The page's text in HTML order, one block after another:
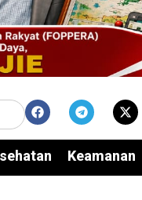
Keamanan